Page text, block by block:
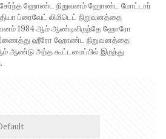
ஹோண்ட நிறுவனம் ஹோண்ட மோட்டார்
ப்ரைவேட் லிமிடெட் நிறுவனத்தை
1984 ஆம் ஆண்டிலிருந்தே ஹோரோ
இணைத்து ஹீரோ ஹோண்ட நிறுவனத்தை
ஆண்டு அந்த கூட்டமைப்பில் இருந்து